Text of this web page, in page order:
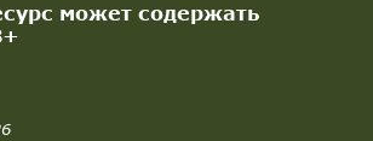
может содержать